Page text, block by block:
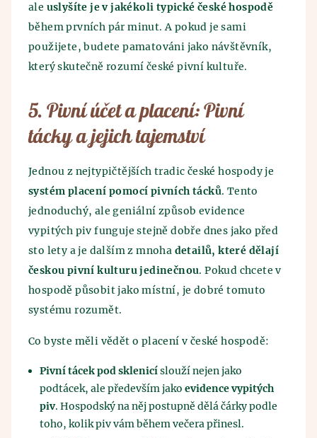
ale uslyšíte je v jakékoli typické české hospodě
během prvních pár minut. A pokud je sami
použijete, budete pamatováni jako návštěvník,
který skutečně rozumí české pivní kultuře.
5. Pivní účet a placení: Pivní
tácky a jejich tajemství
Jednou z nejtypičtějších tradic české hospody je
systém placení pomocí pivních tácků. Tento
jednoduchý, ale geniální způsob evidence
vypitých piv funguje stejně dobře dnes jako před
sto lety a je dalším z mnoha detailů, které dělají
českou pivní kulturu jedinečnou. Pokud chcete v
hospodě působit jako místní, je dobré tomuto
systému rozumět.
Co byste měli vědět o placení v české hospodě:
Pivní tácek pod sklenicíslouží nejen jako
podtácek, ale především jako evidence vypitých
piv. Hospodský na něj postupně dělá čárky podle
toho, kolik piv vám během večera přinesl.